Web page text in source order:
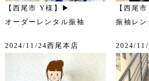
【西尾市 Y様】▶
オーダーレンタル振袖
【西尾
振袖レン
2024/11/24西尾本店 2024/